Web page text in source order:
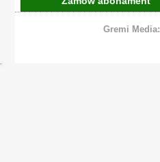
Gremi Media: